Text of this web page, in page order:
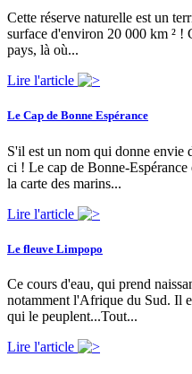
Cette réserve naturelle est un
surface d'environ 20 000 km ² !
pays, là où...
Lire l'article
Le Cap de Bonne Espérance
S'il est un nom qui donne envie
ci ! Le cap de Bonne-
la carte des marins...
Lire l'article
Le fleuve Limpopo
Ce cours d'eau, qui prend
notamment l'Afrique du Sud. Il
qui le peuplent...Tout...
Lire l'article